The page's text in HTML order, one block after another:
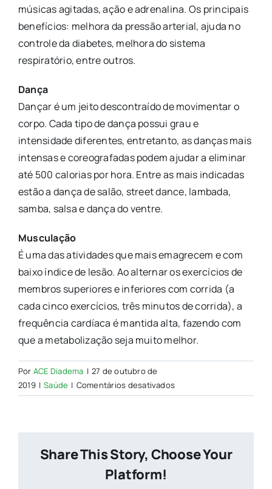
músicas agitadas, ação e adrenalina. Os principais
benefícios: melhora da pressão arterial, ajuda no
controle da diabetes, melhora do sistema
respiratório, entre outros.
Dança
Dançar é um jeito descontraído de movimentar o
corpo. Cada tipo de dança possui grau e
intensidade diferentes, entretanto, as danças mais
intensas e coreografadas podem ajudar a eliminar
até 500 calorias por hora. Entre as mais indicadas
estão a dança de salão, street dance, lambada,
samba, salsa e dança do ventre.
Musculação
É uma das atividades que mais emagrecem e com
baixo índice de lesão. Ao alternar os exercícios de
membros superiores e inferiores com corrida (a
cada cinco exercícios, três minutos de corrida), a
frequência cardíaca é mantida alta, fazendo com
que a metabolização seja muito melhor.
Por ACE Diadema | 27 de outubro de
2019 | Saúde | Comentários desativadosem
Cinco
perder
Share This Story, Choose Your
Platform!